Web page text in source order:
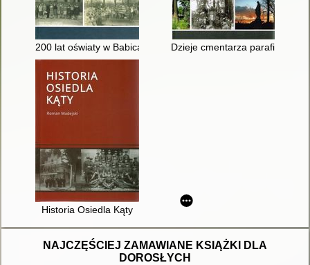
200 lat oświaty w Babicach Dzieje cmentarza parafialnego
Historia Osiedla Kąty
NAJCZĘŚCIEJ ZAMAWIANE KSIĄŻKI DLA
DOROSŁYCH